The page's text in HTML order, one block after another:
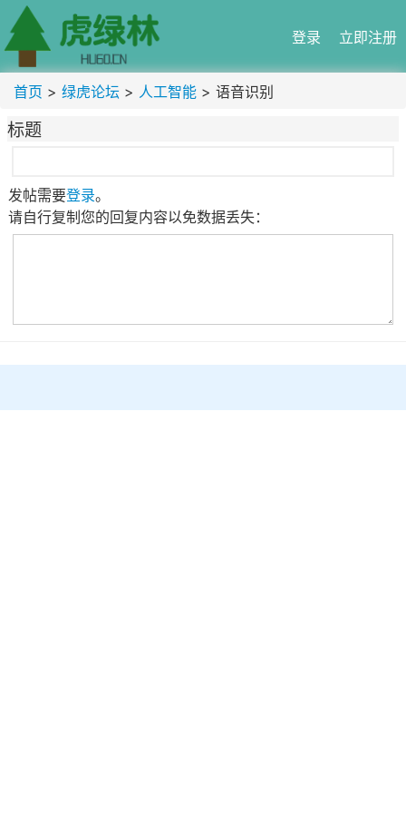
登录 立即注册
首页 > 绿虎论坛 > 人工智能 > 语音识别
标题
发帖需要登录。
请自行复制您的回复内容以免数据丢失：